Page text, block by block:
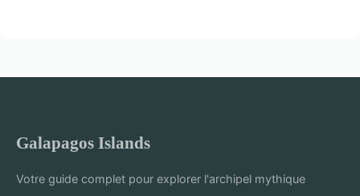
Galapagos Islands
Votre guide complet pour explorer l'archipel mythique